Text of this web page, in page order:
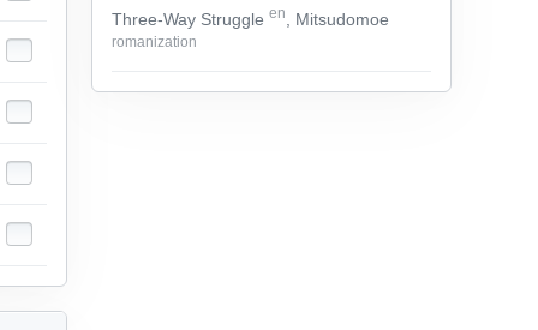
Three-Way Struggle en , Mitsudomoe
romanization